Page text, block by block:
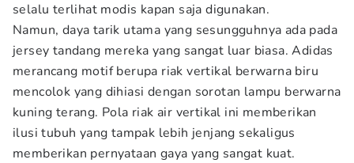
selalu terlihat modis kapan saja digunakan.
Namun, daya tarik utama yang sesungguhnya ada pada
jersey tandang mereka yang sangat luar biasa. Adidas
merancang motif berupa riak vertikal berwarna biru
mencolok yang dihiasi dengan sorotan lampu berwarna
kuning terang. Pola riak air vertikal ini memberikan
ilusi tubuh yang tampak lebih jenjang sekaligus
memberikan pernyataan gaya yang sangat kuat.